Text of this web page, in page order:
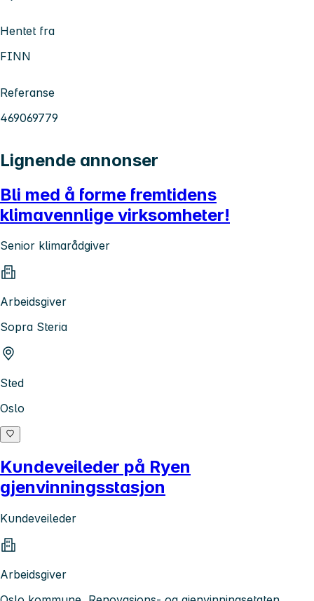
Hentet fra
FINN
Referanse
469069779
Lignende annonser
Bli med å forme fremtidens
klimavennlige virksomheter!
Senior klimarådgiver
Arbeidsgiver
Sopra Steria
Sted
Oslo
Kundeveileder på Ryen
gjenvinningsstasjon
Kundeveileder
Arbeidsgiver